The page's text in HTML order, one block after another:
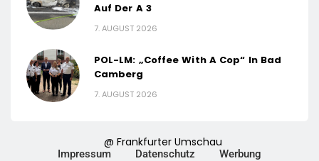
Auf Der A 3
7. AUGUST 2026
POL-LM: „Coffee With A Cop“ In Bad
Camberg
7. AUGUST 2026
@ Frankfurter Umschau
Impressum Datenschutz Werbung